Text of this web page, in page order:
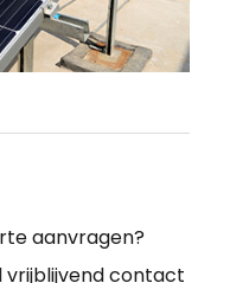
aanvragen?
vrijblijvend contact